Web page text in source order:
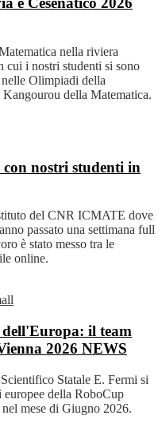
nella riviera
cui i nostri studenti si sono
Olimpiadi della
Kangourou della Matematica.
nostri studenti in
del CNR ICMATE dove
passato una settimana full
è stato messo tra le
online.
il team
2026 NEWS
Statale E. Fermi si
della RoboCup
mese di Giugno 2026.